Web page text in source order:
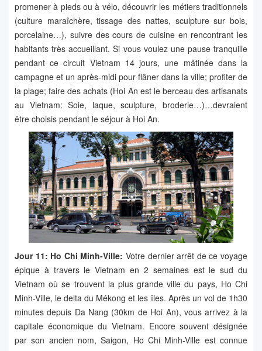
promener à pieds ou à vélo, découvrir les métiers traditionnels
(culture maraîchère, tissage des nattes, sculpture sur bois,
porcelaine…), suivre des cours de cuisine en rencontrant les
habitants très accueillant. Si vous voulez une pause tranquille
pendant ce circuit Vietnam 14 jours, une mâtinée dans la
campagne et un après-midi pour flâner dans la ville; profiter de
la plage; faire des achats (Hoi An est le berceau des artisanats
au Vietnam: Soie, laque, sculpture, broderie…)…devraient
être choisis pendant le séjour à Hoi An.
Jour 11: Ho Chi Minh-Ville: Votre dernier arrêt de ce voyage
épique à travers le Vietnam en 2 semaines est le sud du
Vietnam où se trouvent la plus grande ville du pays, Ho Chi
Minh-Ville, le delta du Mékong et les îles. Après un vol de 1h30
minutes depuis Da Nang (30km de Hoi An), vous arrivez à la
capitale économique du Vietnam. Encore souvent désignée
par son ancien nom, Saigon, Ho Chi Minh-Ville est connue